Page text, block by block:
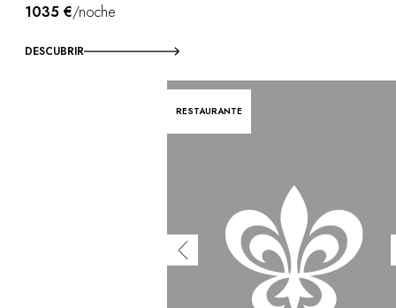
1035 €/noche
DESCUBRIR
RESTAURANTE